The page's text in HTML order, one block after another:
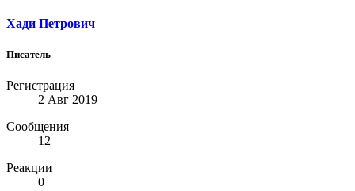
Хади Петрович
Писатель
Регистрация
2 Авг 2019
Сообщения
12
Реакции
0